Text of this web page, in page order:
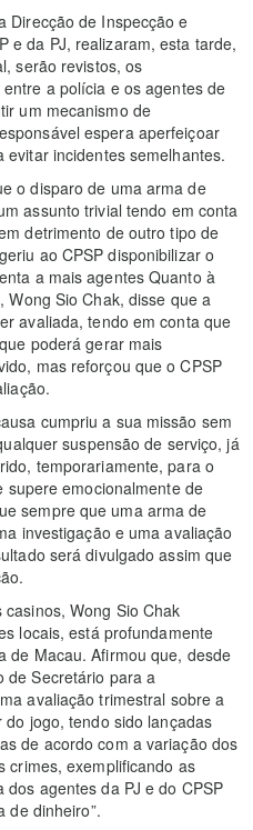
Direcção de Inspecção e
e da PJ, realizaram, esta tarde,
serão revistos, os
a polícia e os agentes de
um mecanismo de
espera aperfeiçoar
incidentes semelhantes.
o disparo de uma arma de
assunto trivial tendo em conta
detrimento de outro tipo de
ao CPSP disponibilizar o
a mais agentes Quanto à
Sio Chak, disse que a
avaliada, tendo em conta que
poderá gerar mais
mas reforçou que o CPSP
cumpriu a sua missão sem
suspensão de serviço, já
temporariamente, para o
emocionalmente de
sempre que uma arma de
investigação e uma avaliação
será divulgado assim que
Wong Sio Chak
locais, está profundamente
de Macau. Afirmou que, desde
de Secretário para a
avaliação trimestral sobre a
jogo, tendo sido lançadas
de acordo com a variação dos
crimes, exemplificando as
agentes da PJ e do CPSP
de dinheiro”.